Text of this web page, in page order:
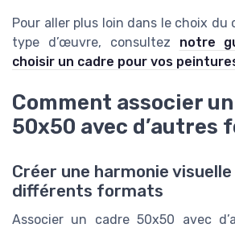
Pour aller plus loin dans le choix du
type d’œuvre, consultez notre
choisir un cadre pour vos
Comment associer
50x50 avec d’autres
Créer une harmonie
différents formats
Associer un cadre 50x50 avec